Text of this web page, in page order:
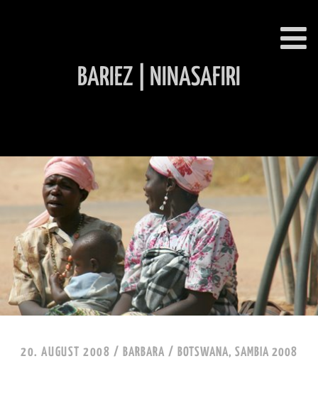
20. AUGUST 2008 / BARBARA / BOTSWANA, SAMBIA 2008
BARIEZ | NINASAFIRI